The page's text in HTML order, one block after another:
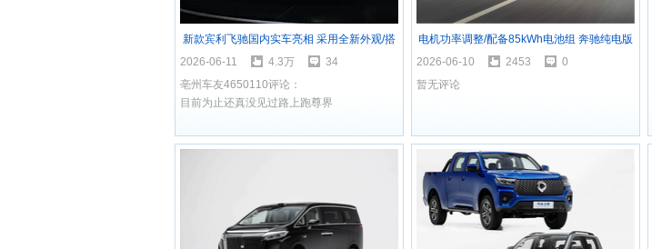
新款宾利飞驰国内实车亮相 采用全新外观/搭
载V8混动系统
2026-06-11 4.3万
34
亳州车友4650110评论：
目前为止还真没见过路上跑尊界
电机功率调整/配备85kWh电池组 奔驰纯电版
GLC推出更多车型版本
2026-06-10 2453
0
暂无评论